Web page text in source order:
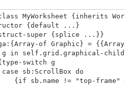
MyWorksheet {inherits
{default ...}
super {splice ...}}
of Graphic} =
self.grid.graphical-
switch g
do
!= "top-frame" and